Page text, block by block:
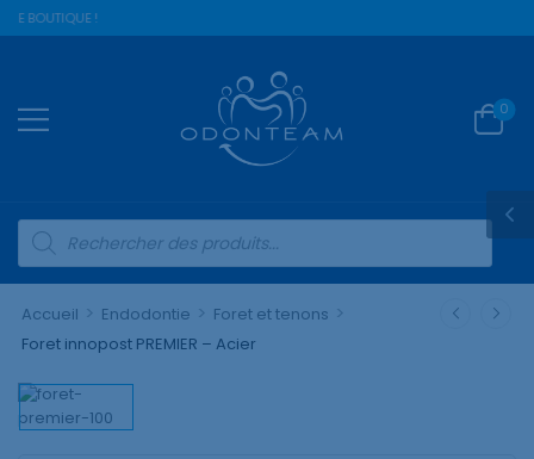
BOUTIQUE !
0
Accueil > Endodontie > Foret et tenons >
Foret innopost PREMIER – Acier